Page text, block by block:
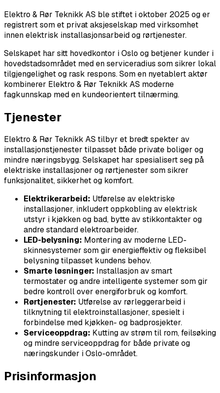
Elektro & Rør Teknikk AS ble stiftet i oktober 2025 og er
registrert som et privat aksjeselskap med virksomhet
innen elektrisk installasjonsarbeid og rørtjenester.
Selskapet har sitt hovedkontor i Oslo og betjener kunder i
hovedstadsområdet med en serviceradius som sikrer lokal
tilgjengelighet og rask respons. Som en nyetablert aktør
kombinerer Elektro & Rør Teknikk AS moderne
fagkunnskap med en kundeorientert tilnærming.
Tjenester
Elektro & Rør Teknikk AS tilbyr et bredt spekter av
installasjonstjenester tilpasset både private boliger og
mindre næringsbygg. Selskapet har spesialisert seg på
elektriske installasjoner og rørtjenester som sikrer
funksjonalitet, sikkerhet og komfort.
Elektrikerarbeid: Utførelse av elektriske
installasjoner, inkludert oppkobling av elektrisk
utstyr i kjøkken og bad, bytte av stikkontakter og
andre standard elektroarbeider.
LED-belysning: Montering av moderne LED-
skinnesystemer som gir energieffektiv og fleksibel
belysning tilpasset kundens behov.
Smarte løsninger: Installasjon av smart
termostater og andre intelligente systemer som gir
bedre kontroll over energiforbruk og komfort.
Rørtjenester: Utførelse av rørleggerarbeid i
tilknytning til elektroinstallasjoner, spesielt i
forbindelse med kjøkken- og badprosjekter.
Serviceoppdrag: Kutting av strøm til rom, feilsøking
og mindre serviceoppdrag for både private og
næringskunder i Oslo-området.
Prisinformasjon